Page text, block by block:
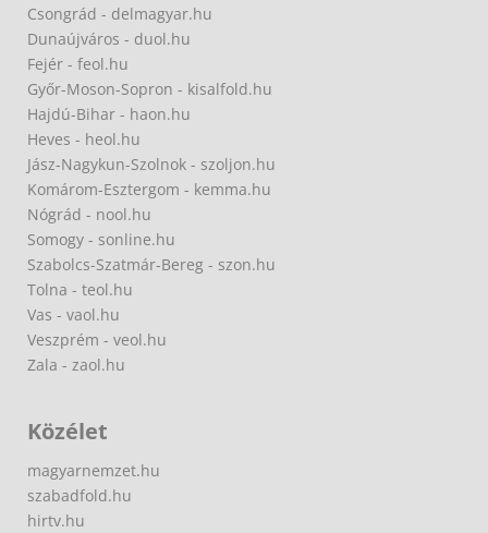
Csongrád - delmagyar.hu
Dunaújváros - duol.hu
Fejér - feol.hu
Győr-Moson-Sopron - kisalfold.hu
Hajdú-Bihar - haon.hu
Heves - heol.hu
Jász-Nagykun-Szolnok - szoljon.hu
Komárom-Esztergom - kemma.hu
Nógrád - nool.hu
Somogy - sonline.hu
Szabolcs-Szatmár-Bereg - szon.hu
Tolna - teol.hu
Vas - vaol.hu
Veszprém - veol.hu
Zala - zaol.hu
Közélet
magyarnemzet.hu
szabadfold.hu
hirtv.hu